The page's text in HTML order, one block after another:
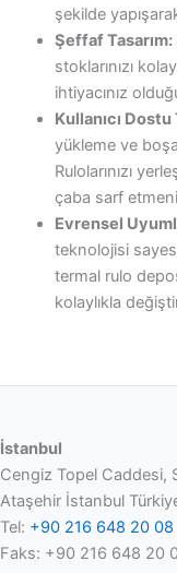
şekilde
Şeffaf Tasarım:
stoklarınızı
ihtiyacınız
Kullanıcı Dostu
yükleme ve
Rulolarınızı
çaba sarf
Evrensel
teknolojisi
termal rulo
kolaylıkla
İstanbul
Cengiz Topel Caddesi,
Ataşehir İstanbul
Tel: +90 216 648 20 08
Faks: +90 216 648 20